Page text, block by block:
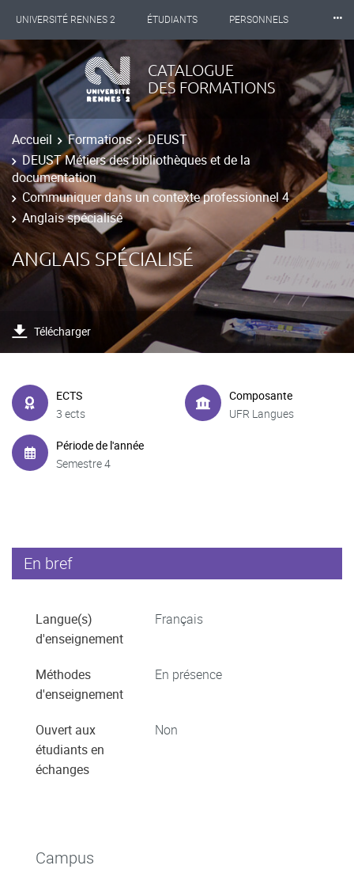
UNIVERSITÉ RENNES 2 ÉTUDIANTS PERSONNELS
INTERNATIONAL PROFESSIONNELS BIBLIOTHÈQUES
LES NOUVELLES DE RENNES 2
⸱⸱⸱
CATALOGUE
DES FORMATIONS
Accueil Formations
DEUST
DEUST Métiers des bibliothèques et de la
documentation
Communiquer dans un contexte professionnel 4
Anglais spécialisé
ANGLAIS SPÉCIALISÉ
Télécharger
ECTS
3 ects
Composante
UFR Langues
Période de l'année
Semestre 4
En bref
Langue(s)
d'enseignement
Français
Méthodes
d'enseignement
En présence
Ouvert aux
étudiants en
échanges
Non
Campus